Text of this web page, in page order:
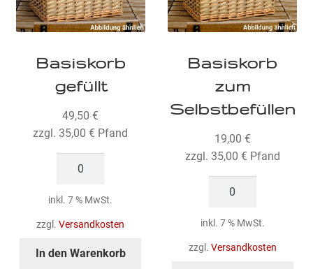
Basiskorb
gefüllt
49,50€
zzgl. 35,00€ Pfand
Basiskorb
Menge
inkl. 7 % MwSt.
zzgl.Versandkosten
In den Warenkorb
Basiskorb
zum
Selbstbefüllen
19,00 €
zzgl. 35,00 € Pfand
Basiskorb
Selbstbefüllen
inkl. 7 % MwSt.
zzgl. Versandkosten